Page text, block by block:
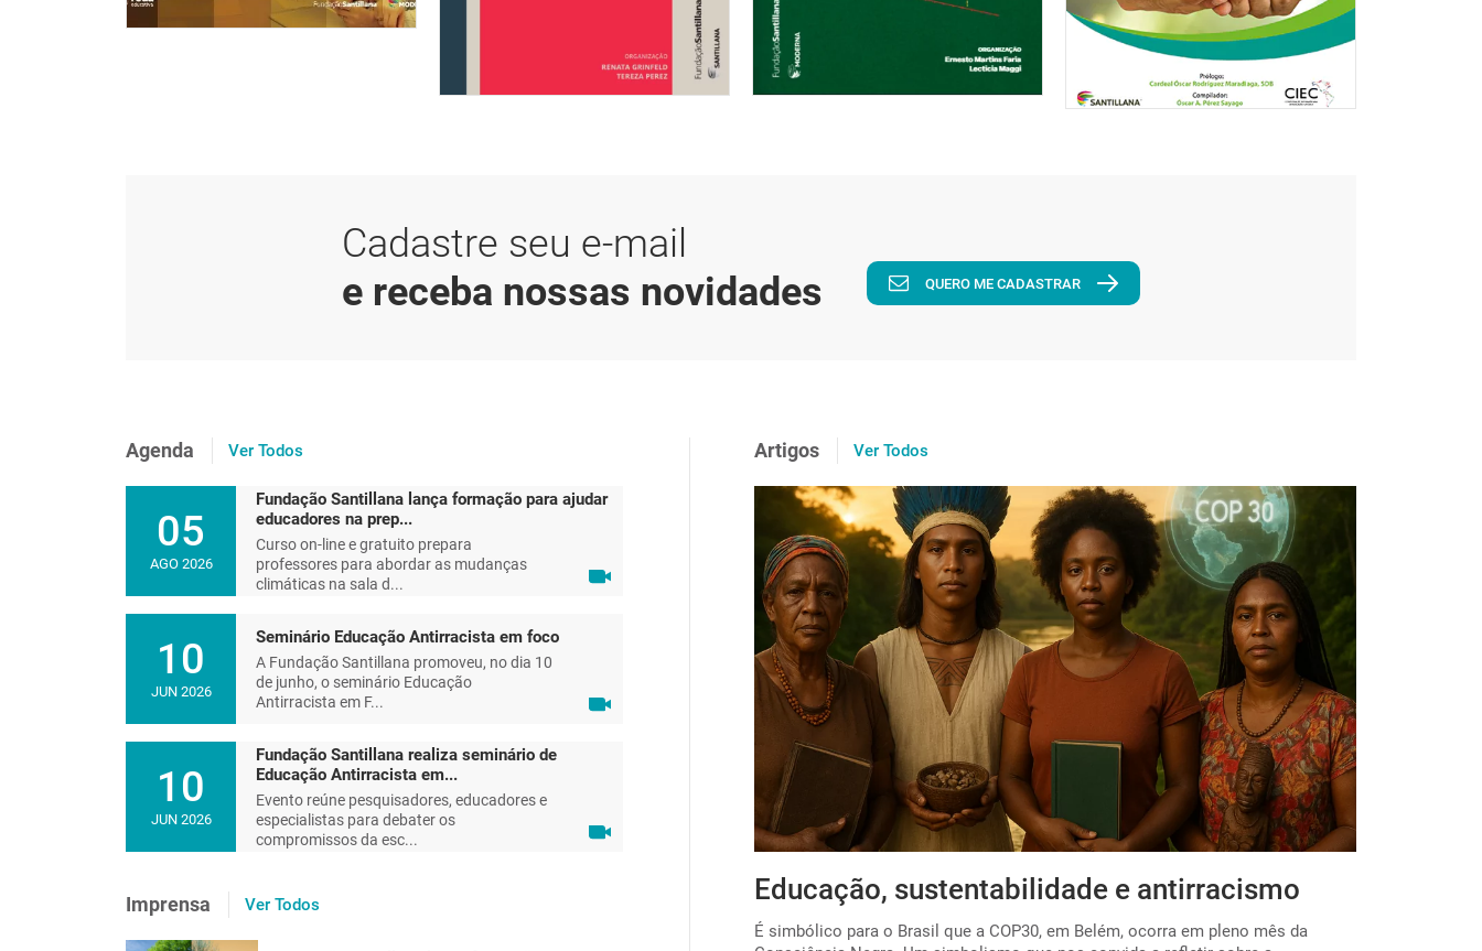
Cadastre seu e-mail
e receba nossas novidades
QUERO ME CADASTRAR
Agenda Ver Todos
05
AGO 2026
Fundação Santillana lança formação para ajudar
educadores na prep...
Curso on-line e gratuito prepara
professores para abordar as mudanças
climáticas na sala d...
10
JUN 2026
Seminário Educação Antirracista em foco
A Fundação Santillana promoveu, no dia 10
de junho, o seminário Educação
Antirracista em F...
10
JUN 2026
Fundação Santillana realiza seminário de
Educação Antirracista em...
Evento reúne pesquisadores, educadores e
especialistas para debater os
compromissos da esc...
Imprensa Ver Todos
Artigos Ver Todos
Educar e reeducar um planeta para viabilizar o
futuro
Educação, sustentabilidade e antirracismo
É simbólico para o Brasil que a COP30, em Belém, ocorra em pleno mês da